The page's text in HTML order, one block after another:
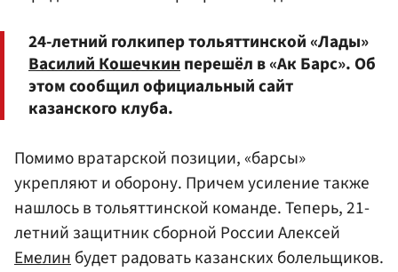
24-летний голкипер тольяттинской «Лады»
Василий Кошечкинперешёл в «Ак Барс». Об
этом сообщил официальный сайт
казанского клуба.
Помимо вратарской позиции, «барсы»
укрепляют и оборону. Причем усиление также
нашлось в тольяттинской команде. Теперь, 21-
летний защитник сборной России Алексей
Емелинбудет радовать казанских болельщиков.